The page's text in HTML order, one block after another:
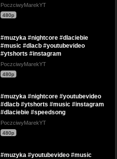
PoczciwyMarekYT
480p
#muzyka #nightcore #dlaciebie
#music #dlacb #youtubevideo
#ytshorts #instagram
PoczciwyMarekYT
480p
#muzyka #nightcore #youtubevideo
#dlacb #ytshorts #music #instagram
#dlaciebie #speedsong
PoczciwyMarekYT
480p
#muzyka #youtubevideo #music